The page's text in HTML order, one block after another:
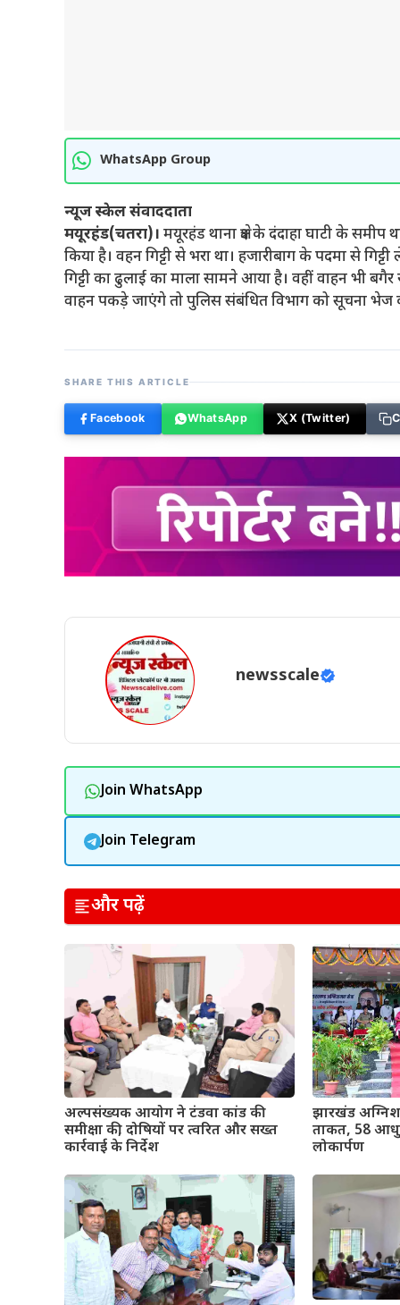
WhatsApp Group
न्यूज स्केल संवाददाता
मयूरहंड(चतरा)। मयूरहंड थाना क्षेत्र के दंदाहा घाटी के
किया है। वहन गिट्टी से भरा था। हजारीबाग के पदमा से
गिट्टी का ढुलाई का माला सामने आया है। वहीं वाहन भी
वाहन पकड़े जाएंगे तो पुलिस संबंधित विभाग को सूचना भेज
SHARE THIS ARTICLE
Facebook WhatsApp X (Twitter)
newsscale
Join WhatsApp
Join Telegram
और पढ़ें
अल्पसंख्यक आयोग ने टंडवा कांड की
समीक्षा की, दोषियों पर त्वरित और सख्त
कार्रवाई के निर्देश
झारखंड
ताकत, 58
लोकार्पण